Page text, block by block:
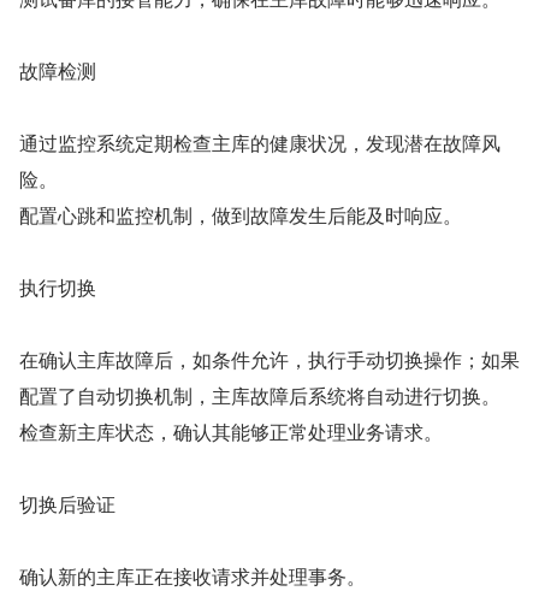
故障检测
通过监控系统定期检查主库的健康状况，发现潜在故障风
险。
配置心跳和监控机制，做到故障发生后能及时响应。
执行切换
在确认主库故障后，如条件允许，执行手动切换操作；如果
配置了自动切换机制，主库故障后系统将自动进行切换。
检查新主库状态，确认其能够正常处理业务请求。
切换后验证
确认新的主库正在接收请求并处理事务。